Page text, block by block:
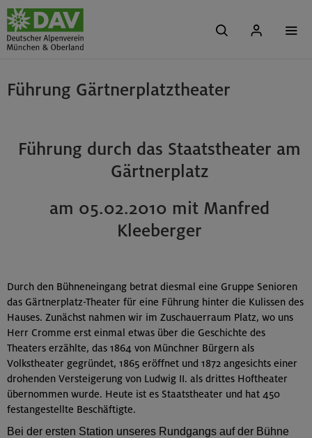
Führung Gärtnerplatztheater
Führung durch das Staatstheater am
Gärtnerplatz
am 05.02.2010 mit Manfred
Kleeberger
Durch den Bühneneingang betrat diesmal eine Gruppe Senioren
das Gärtnerplatz-Theater für eine Führung hinter die Kulissen des
Hauses. Zunächst nahmen wir im Zuschauerraum Platz, wo uns
Herr Cromme erst einmal etwas über die Geschichte des
Theaters erzählte, das 1864 von Münchner Bürgern als
Volkstheater gegründet, 1865 eröffnet und 1872 angesichts einer
drohenden Versteigerung von Ludwig II. als drittes Hoftheater
übernommen wurde. Heute ist es Staatstheater und hat 450
festangestellte Beschäftigte.
Bei der ersten Station unseres Rundgangs auf der Bühne